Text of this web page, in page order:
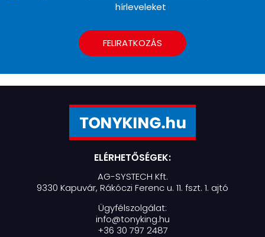
hírleveleket
FELIRATKOZÁS
ELÉRHETŐSÉGEK:
AG-SYSTECH Kft.
9330 Kapuvár, Rákóczi Ferenc u. 11. fszt. 1. ajtó
Ügyfélszolgálat:
info@tonyking.hu
+36 30 797 2487